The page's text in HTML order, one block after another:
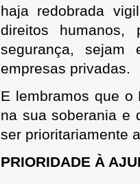
haja redobrada
direitos
segurança,
empresas privadas.
E lembramos que
na sua soberania e
ser prioritariamente
PRIORIDADE À